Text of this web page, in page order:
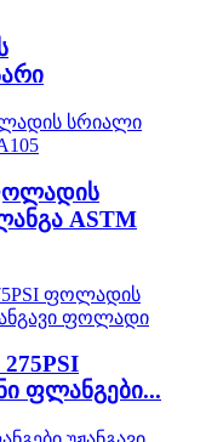
ASTM
275PSI
ფლანგები...